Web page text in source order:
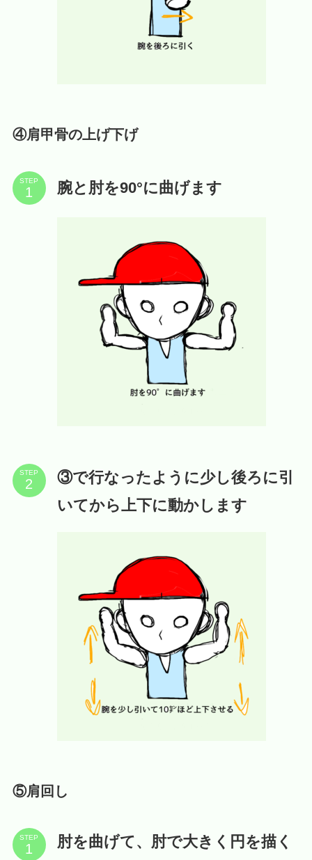
④肩甲骨の上げ下げ
STEP 腕と肘を90°に曲げます
STEP
③で行なったように少し後ろに引
いてから上下に動かします
⑤肩回し
STEP 肘を曲げて、肘で大きく円を描く